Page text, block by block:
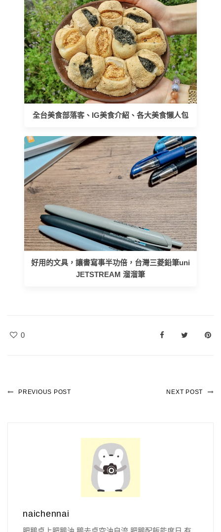
全台美食部落客、IG美食介紹、各大美食懶人包
好用的文具，讓書寫事半功倍，台灣三菱鉛筆uni
JETSTREAM 溜溜筆
0
PREVIOUS POST NEXT POST
naichennai